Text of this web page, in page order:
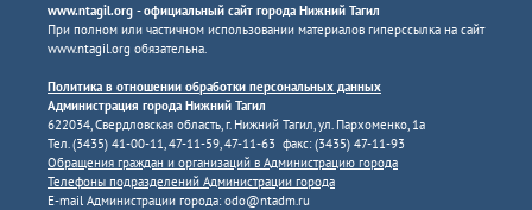
www.ntagil.org - официальный сайт города Нижний Тагил
При полном или частичном использовании материалов гиперссылка на сайт
www.ntagil.org обязательна.
Политика в отношении обработки персональных данных
Администрация города Нижний Тагил
622034, Свердловская область, г. Нижний Тагил, ул. Пархоменко, 1а
Тел. (3435) 41-00-11, 47-11-59, 47-11-63 факс: (3435) 47-11-93
Обращения граждан и организаций в Администрацию города
Телефоны подразделений Администрации города
E-mail Администрации города:odo@ntadm.ru